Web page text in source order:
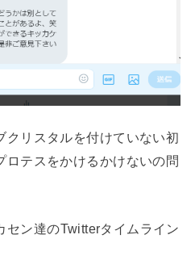
クリスタルを付けていない初
ロテスをかけるかけないの問
セン達のTwitterタイムライン